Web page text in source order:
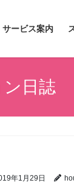
サービス案内
日誌
年1月29日